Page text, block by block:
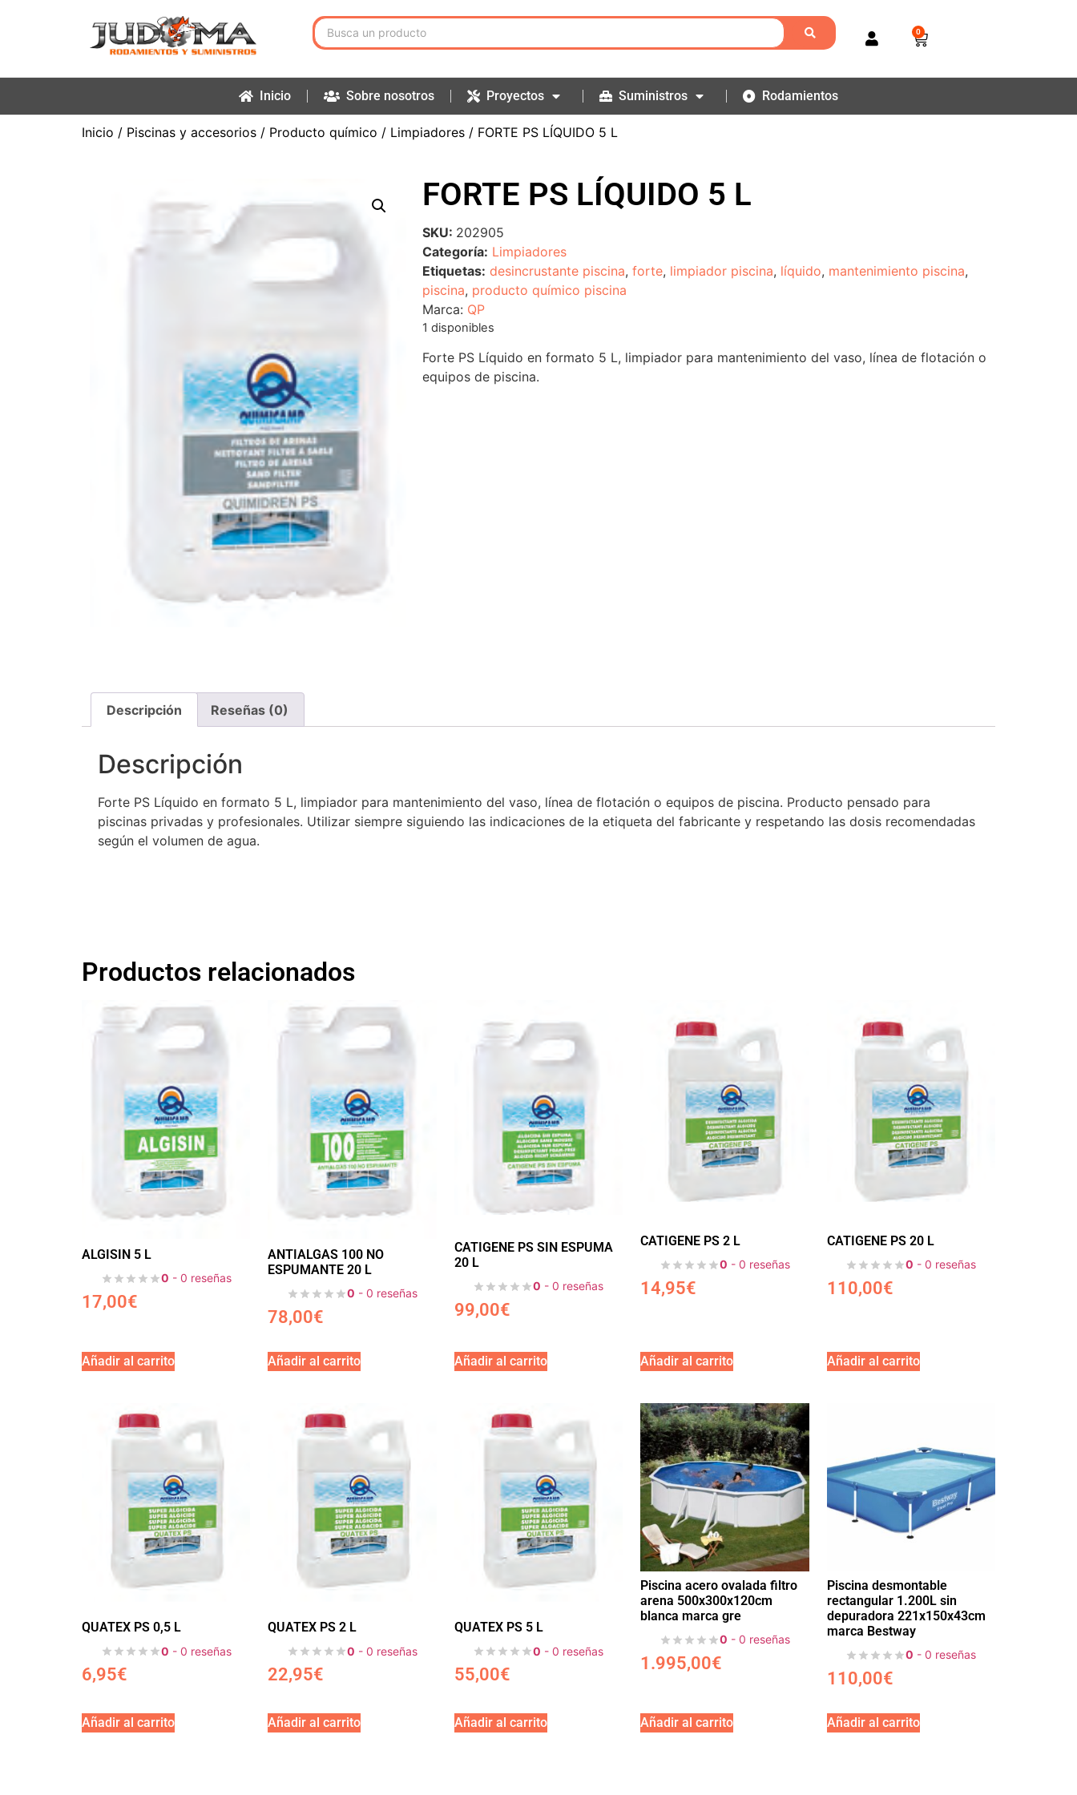
0
Inicio Sobre nosotros Proyectos Suministros Rodamientos
Inicio / Piscinas y accesorios / Producto químico / Limpiadores / FORTE PS LÍQUIDO 5 L
FORTE PS LÍQUIDO 5 L
SKU: 202905
Categoría: Limpiadores
Etiquetas: desincrustante piscina,forte, limpiador piscina, líquido, mantenimiento piscina,
piscina, producto químico piscina
Marca: QP
1 disponibles
Forte PS Líquido en formato 5 L, limpiador para mantenimiento del vaso, línea de flotación o
equipos de piscina.
Descripción Reseñas (0)
Descripción
Forte PS Líquido en formato 5 L, limpiador para mantenimiento del vaso, línea de flotación o equipos de piscina. Producto pensado para
piscinas privadas y profesionales. Utilizar siempre siguiendo las indicaciones de la etiqueta del fabricante y respetando las dosis recomendadas
según el volumen de agua.
Productos relacionados
ALGISIN 5 L
0 - 0 reseñas
17,00€
Añadir al carrito
ANTIALGAS 100 NO
ESPUMANTE 20 L
0 - 0 reseñas
78,00€
Añadir al carrito
CATIGENE PS SIN ESPUMA
20 L
0 - 0 reseñas
99,00€
Añadir al carrito
CATIGENE PS 2 L
0 - 0 reseñas
14,95€
Añadir al carrito
CATIGENE PS 20 L
0 - 0 reseñas
110,00€
Añadir al carrito
QUATEX PS 0,5 L
0 - 0 reseñas
6,95€
Añadir al carrito
QUATEX PS 2 L
0 - 0 reseñas
22,95€
Añadir al carrito
QUATEX PS 5 L
0 - 0 reseñas
55,00€
Añadir al carrito
Piscina acero ovalada filtro
arena 500x300x120cm
blanca marca gre
0 - 0 reseñas
1.995,00€
Añadir al carrito
Piscina desmontable
rectangular 1.200L sin
depuradora 221x150x43cm
marca Bestway
0 - 0 reseñas
110,00€
Añadir al carrito